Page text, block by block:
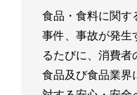
食品・食料に関す
事件、事故が発生
るたびに、消費者
食品及び食品業界